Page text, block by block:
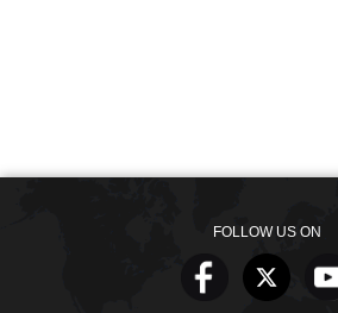
FOLLOW US ON